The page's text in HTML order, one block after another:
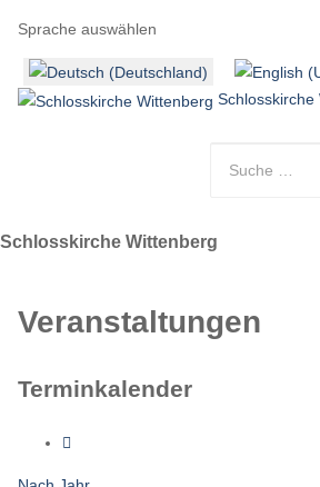
Sprache auswählen
Schlosskirche
Schlosskirche Wittenberg
Veranstaltungen
Terminkalender